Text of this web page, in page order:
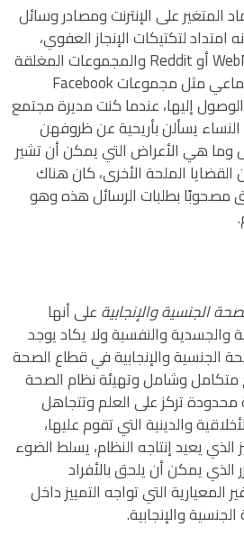
المتغير على الإنترنت ومصادر وسائل
امتداد لتكتيكات الإنجاز العفوي،
أصبحت المنتديات مثل WebMd أو Reddit والمجموعات المغلقة
على وسائل التواصل الاجتماعي مثل مجموعات Facebook
إليها، عندما كنت مديرة مجتمع
يسألن بأريحية عن ظروفهن
وما هي الأعراض التي يمكن أن تشير
الملحة الأخرى، كان هناك
مصحوبًا بطلبات الرسائل هذه وهو
الجنسية والإنجابيةعلى أنها
والجسدية والنفسية ولا يكاد يوجد
الجنسية والإنجابية في قطاع الصحة
متكامل وشامل وتهيئة نظام الصحة
محدودة تركز على العلم وتتجاهل
والدينية التي تقوم عليها،
الذي يعيد إنتاجه النظام، يسلط الضوء
يمكن أن يلحق بالأفراد
المعيارية التي تواجه التمييز داخل
والإنجابية.